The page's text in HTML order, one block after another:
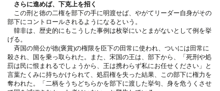
さらに進めば、下克上を招く
この刑と徳の二権を部下の手に明渡せば、やがてリーダー自身がその
部下にコントロールされるようになるという。
韓非は、歴史的にもこうした事例は枚挙にいとまがないとして例を挙
げる。
斉国の簡公が徳(褒賞)の権限を臣下の田常に使われ、ついには田常に
殺され、国を乗っ取られた。また、宋国の王は、部下から、「死刑や処
罰は民に恨まれるでしょうから、王は携わらず私にお任せください」と
言葉たくみに持ちかけられて、処罰権を失った結果、この部下に権力を
奪われた。「二柄をうちどちらかを部下に渡した挙句、身を危うくさせ